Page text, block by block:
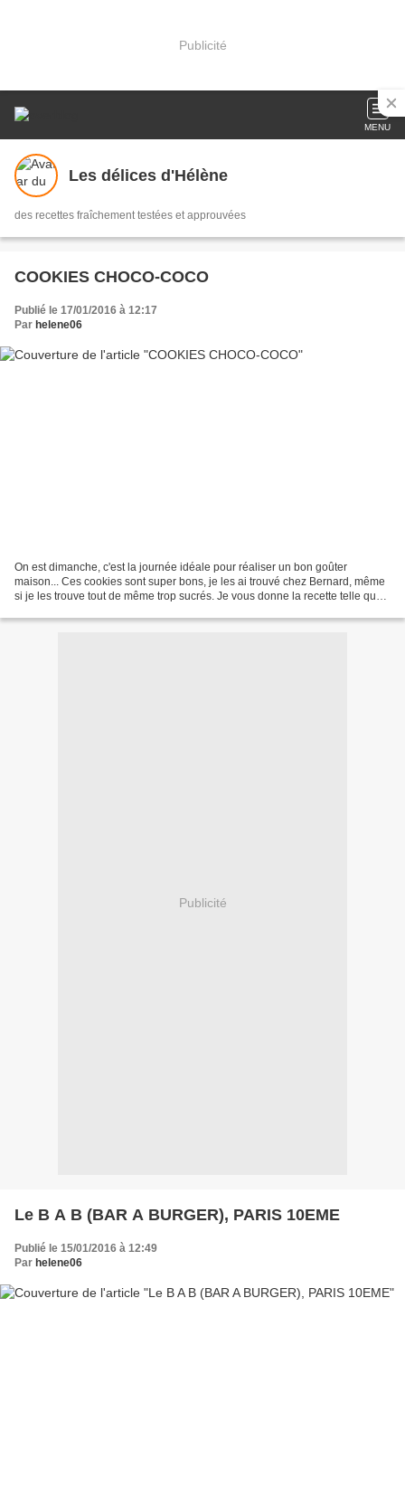
Publicité
MENU
Les délices d'Hélène
des recettes fraîchement testées et approuvées
COOKIES CHOCO-COCO
Publié le 17/01/2016 à 12:17
Par helene06
On est dimanche, c'est la journée idéale pour réaliser un bon goûter
maison... Ces cookies sont super bons, je les ai trouvé chez Bernard, même
si je les trouve tout de même trop sucrés. Je vous donne la recette telle que
Publicité
Le B A B (BAR A BURGER), PARIS 10EME
Publié le 15/01/2016 à 12:49
Par helene06